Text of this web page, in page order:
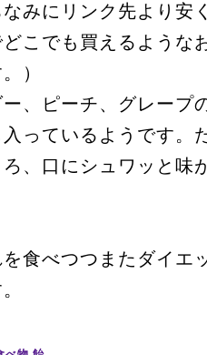
なみにリンク先より安
どこでも買えるような
）
、ピーチ、グレープ
っているようです。
、口にシュワッと味
食べつつまたダイエ